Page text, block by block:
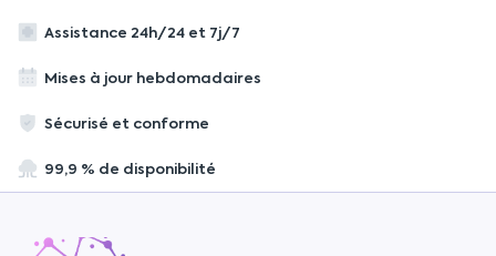
Assistance 24h/24 et 7j/7
Mises à jour hebdomadaires
Sécurisé et conforme
99,9 % de disponibilité